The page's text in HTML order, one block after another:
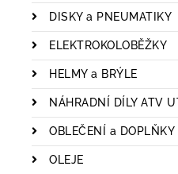
DISKY a PNEUMATIKY
ELEKTROKOLOBĚŽKY
HELMY a BRÝLE
NÁHRADNÍ DÍLY ATV
OBLEČENÍ a DOPLŇKY
OLEJE